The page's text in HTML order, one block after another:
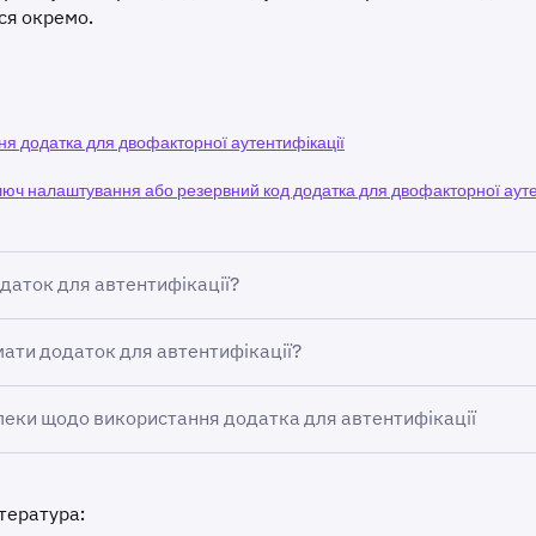
окремо.
додатка для двофакторної аутентифікації
налаштування або резервний код додатка для двофакторної
для автентифікації?
на основі секретного ключа, який спільно
(наприклад, Kraken), і ваш пристрій, а також
наданий під час завантаження, – це все, що потрібно
телефону
додаток для автентифікації?
для автентифікації, які ви можете завантажити для
є Google Authenticator, який можна знайти в
щодо використання додатка для автентифікації